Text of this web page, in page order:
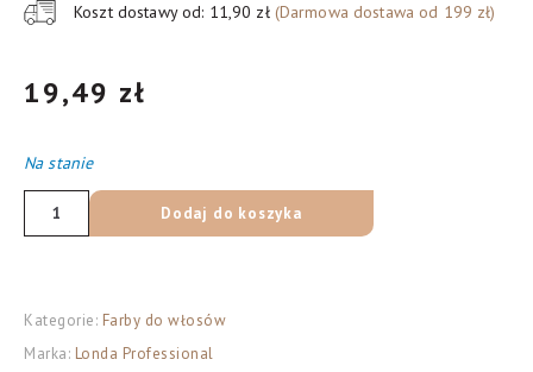
Koszt dostawy od: 11,90 zł (Darmowa dostawa od 199 zł)
19,49 zł
Na stanie
ilość
Londacolor
do
włosów
Dodaj do koszyka
Kategorie: Farby do włosów
Marka: Londa Professional